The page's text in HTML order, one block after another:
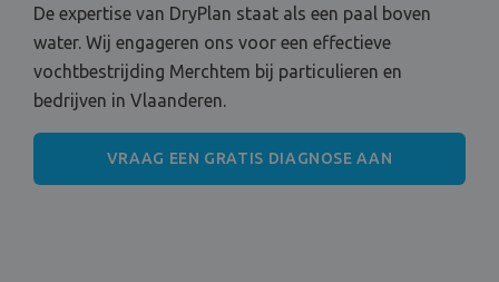
De expertise van DryPlan staat als een paal boven
water. Wij engageren ons voor een effectieve
vochtbestrijding Merchtem bij particulieren en
bedrijven in Vlaanderen.
VRAAG EEN GRATIS DIAGNOSE AAN